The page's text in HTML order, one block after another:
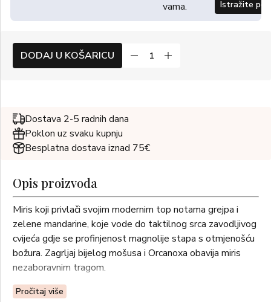
vama.
Istražite
DODAJ U KOŠARICU
Dostava 2-5 radnih dana
Poklon uz svaku kupnju
Besplatna dostava iznad 75€
Opis proizvoda
Miris koji privlači svojim modernim top notama grejpa i
zelene mandarine, koje vode do taktilnog srca zavodljivog
cvijeća gdje se profinjenost magnolije stapa s otmjenošću
božura. Zagrljaj bijelog mošusa i Orcanoxa obavija miris
nezaboravnim tragom.
Pročitaj više